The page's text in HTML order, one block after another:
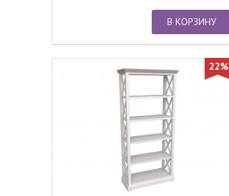
В КОРЗИНУ
22%